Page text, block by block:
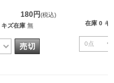
180円(税込)
キズ在庫 無 在庫 0 キ